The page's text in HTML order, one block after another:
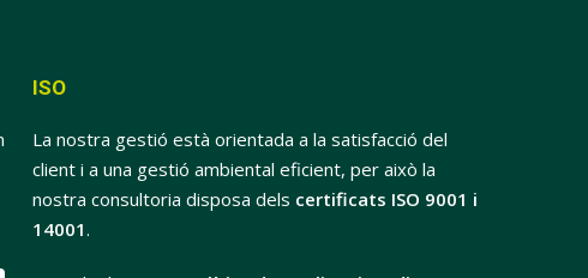
ISO
La nostra gestió està orientada a la satisfacció del
client i a una gestió ambiental eficient, per això la
nostra consultoria disposa dels certificats ISO 9001 i
14001.